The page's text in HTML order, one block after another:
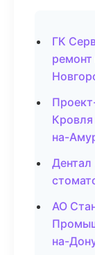
ГК
на-
Дентал
АО
на-